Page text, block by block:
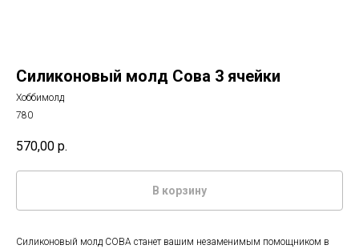
Силиконовый молд Сова 3 ячейки
Хоббимолд
780
570,00 р.
В корзину
Силиконовый молд СОВА станет вашим незаменимым помощником в